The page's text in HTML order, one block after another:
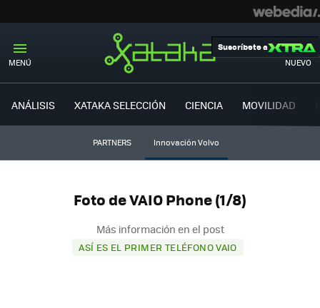
MENÚ NUEVO
Suscríbete a
ANÁLISIS XATAKA SELECCIÓN CIENCIA MOVILIDAD
PARTNERS Innovación Volvo
Foto de VAIO Phone (1/8)
Más información en el post
ASÍ ES EL PRIMER TELÉFONO VAIO